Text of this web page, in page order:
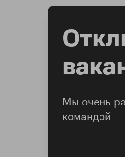
Мы очень
командой